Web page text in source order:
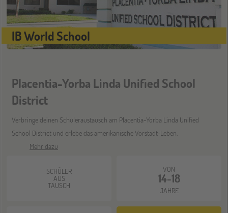
IB World School
Placentia-Yorba Linda Unified School
District
Verbringe deinen Schüleraustausch am Placentia-Yorba Linda Unified
School District und erlebe das amerikanische Vorstadt-Leben.
Mehr dazu
SCHÜLER
AUS
TAUSCH
VON
14-18
JAHRE